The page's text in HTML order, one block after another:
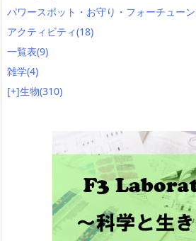
パワースポット・お守り・フォーチュー
アクティビティ(18)
一覧表(9)
雑学(4)
[+]生物(310)